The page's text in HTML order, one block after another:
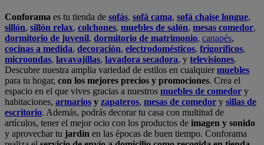
Conforama es tu tienda de sofás, sofá cama, sofá chaise longue,
sillón, sillón relax, colchones, muebles de salón, mesas comedor,
dormitorio de juvenil, dormitorio de matrimonio, canapés,
cocinas a medida, decoración, electrodomésticos, frigoríficos,
microondas, lavavajillas, lavadora secadora, y televisiones.
Descubre nuestra amplia variedad de estilos en cualquiermuebles
para tu hogar, con los mejores precios y promociones. Crea el
espacio en el que vives gracias a nuestros muebles de comedor y
habitaciones, armarios y zapateros, mesas de comedor y sillas de
escritorio. Además, podrás decorar tu casa con multitud de
artículos, tener el mejor ocio con los productos de imagen y sonido
y aprovechar tu jardín en las épocas de buen tiempo. Conforama